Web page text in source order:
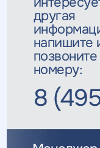
другая
напишите
номеру:
8